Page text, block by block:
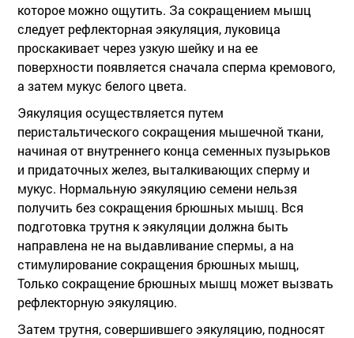
которое можно ощутить. За сокращением мышц
следует рефлекторная эякуляция, луковица
проскакивает через узкую шейку и на ее
поверхности появляется сначала сперма кремового,
а затем мукус белого цвета.
Эякуляция осуществляется путем
перистальтического сокращения мышечной ткани,
начиная от внутреннего конца семенных пузырьков
и придаточных желез, выталкивающих сперму и
мукус. Нормальную эякуляцию семени нельзя
получить без сокращения брюшных мышц. Вся
подготовка трутня к эякуляции должна быть
направлена не на выдавливание спермы, а на
стимулирование сокращения брюшных мышц,
Только сокращение брюшных мышц может вызвать
рефлекторную эякуляцию.
Затем трутня, совершившего эякуляцию, подносят